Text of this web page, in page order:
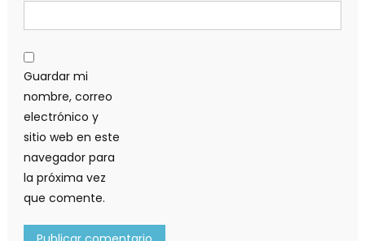
Guardar mi
nombre, correo
electrónico y
sitio web en este
navegador para
la próxima vez
que comente.